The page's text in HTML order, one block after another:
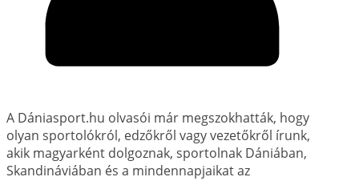
A Dániasport.hu olvasói már megszokhatták, hogy
olyan sportolókról, edzőkről vagy vezetőkről írunk,
akik magyarként dolgoznak, sportolnak Dániában,
Skandináviában és a mindennapjaikat az